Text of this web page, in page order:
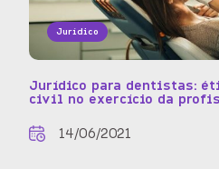
Jurídico
Jurídico para dentistas:
civil no exercício da
14/06/2021